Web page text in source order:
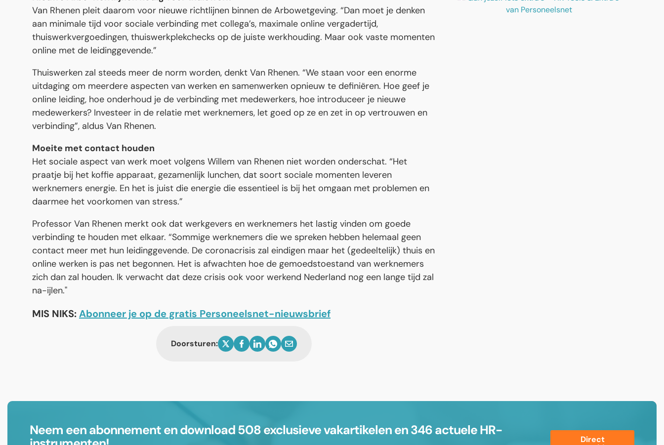
Van Rhenen pleit daarom voor nieuwe richtlijnen binnen de Arbowetgeving. “Dan moet je denken
aan minimale tijd voor sociale verbinding met collega’s, maximale online vergadertijd,
thuiswerkvergoedingen, thuiswerkplekchecks op de juiste werkhouding. Maar ook vaste momenten
online met de leidinggevende.”
Thuiswerken zal steeds meer de norm worden, denkt Van Rhenen. “We staan voor een enorme
uitdaging om meerdere aspecten van werken en samenwerken opnieuw te definiëren. Hoe geef je
online leiding, hoe onderhoud je de verbinding met medewerkers, hoe introduceer je nieuwe
medewerkers? Investeer in de relatie met werknemers, let goed op ze en zet in op vertrouwen en
verbinding”, aldus Van Rhenen.
Moeite met contact houden
Het sociale aspect van werk moet volgens Willem van Rhenen niet worden onderschat. “Het
praatje bij het koffie apparaat, gezamenlijk lunchen, dat soort sociale momenten leveren
werknemers energie. En het is juist die energie die essentieel is bij het omgaan met problemen en
daarmee het voorkomen van stress.”
Professor Van Rhenen merkt ook dat werkgevers en werknemers het lastig vinden om goede
verbinding te houden met elkaar. “Sommige werknemers die we spreken hebben helemaal geen
contact meer met hun leidinggevende. De coronacrisis zal eindigen maar het (gedeeltelijk) thuis en
online werken is pas net begonnen. Het is afwachten hoe de gemoedstoestand van werknemers
zich dan zal houden. Ik verwacht dat deze crisis ook voor werkend Nederland nog een lange tijd zal
na-ijlen."
MIS NIKS:Abonneer je op de gratis Personeelsnet-nieuwsbrief
Doorsturen:
Neem een abonnement en download 508 exclusieve vakartikelen en 346 actuele HR-
Direct